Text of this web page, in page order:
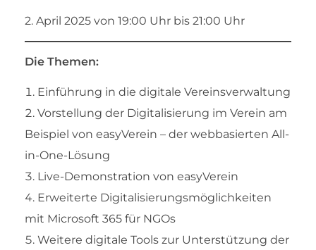
2. April 2025 von 19:00 Uhr bis 21:00 Uhr
Die Themen:
Einführung in die digitale Vereinsverwaltung
Vorstellung der Digitalisierung im Verein am
Beispiel von easyVerein – der webbasierten All-
in-One-Lösung
Live-Demonstration von easyVerein
Erweiterte Digitalisierungsmöglichkeiten
mit Microsoft 365 für NGOs
Weitere digitale Tools zur Unterstützung der